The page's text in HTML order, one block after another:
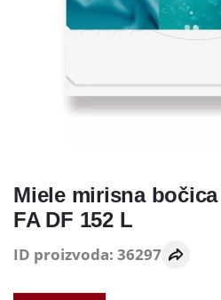
Miele mirisna
FA DF 152 L
ID proizvoda: 36297